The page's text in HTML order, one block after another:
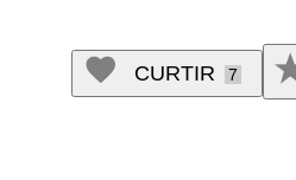
CURTIR 7